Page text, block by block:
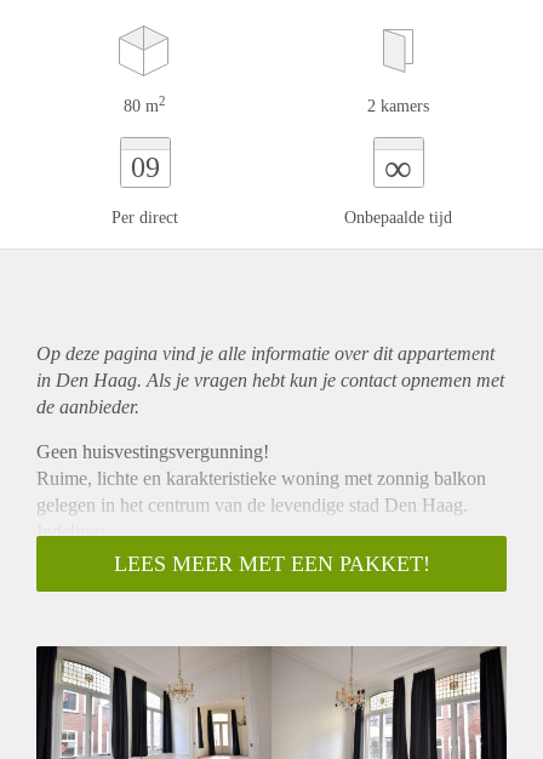
80 m2 2 kamers
09
Per direct
∞
Onbepaalde tijd
Op deze pagina vind je alle informatie over ditappartement
in Den Haag. Als je vragen hebt kun je contact opnemen met
de aanbieder.
Geen huisvestingsvergunning!
Ruime, lichte en karakteristieke woning met zonnig balkon
gelegen in het centrum van de levendige stad Den Haag.
Indeling:
Via gezamenlijke opgang, entree naar de woning op de 1e
verdieping, doorloop naar een ruime woonkamer. Het
van inloopdouche en een separaat toilet.
EXTRA INFORMATIE
– Keuken met diverse inbouwapparatuur
– Laminaat vloer
LEES MEER MET EEN PAKKET!